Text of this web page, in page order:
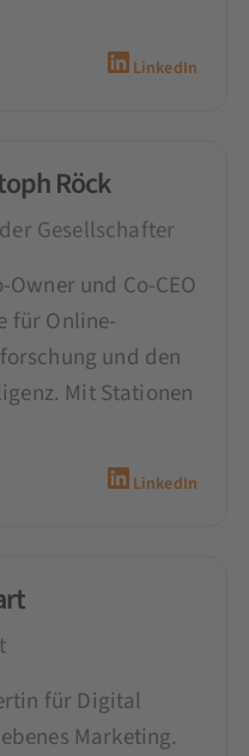
LinkedIn
Röck
Gesellschafter
und Co-CEO
für Online-
und den
Mit Stationen
LinkedIn
für Digital
Marketing.